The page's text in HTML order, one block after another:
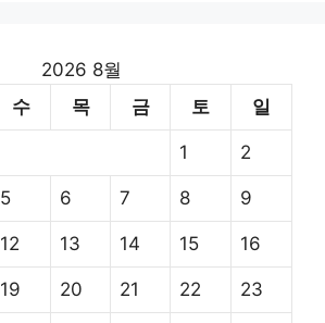
2026 8월
수 목 금 토 일
1 2
5 6 7 8 9
12 13 14 15 16
19 20 21 22 23